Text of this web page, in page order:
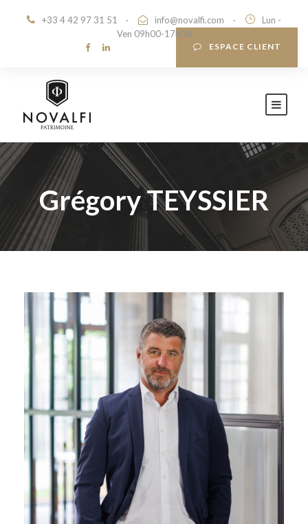
+33 4 42 97 31 51 · info@novalfi.com ·
Lun -
Ven 09h00-17h00
ESPACE CLIENT
Grégory TEYSSIER